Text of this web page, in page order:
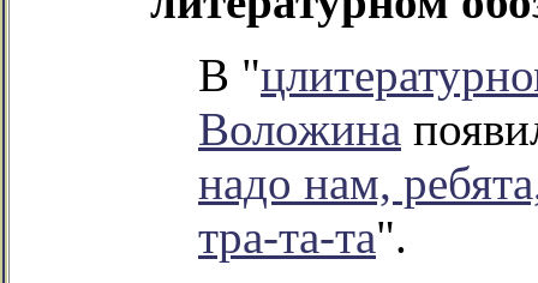
В "
Воложина
надо нам,
тра-та-та".